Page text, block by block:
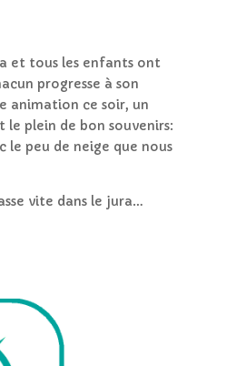
et tous les enfants ont
progresse à son
animation ce soir, un
plein de bon souvenirs:
le peu de neige que nous
vite dans le jura…